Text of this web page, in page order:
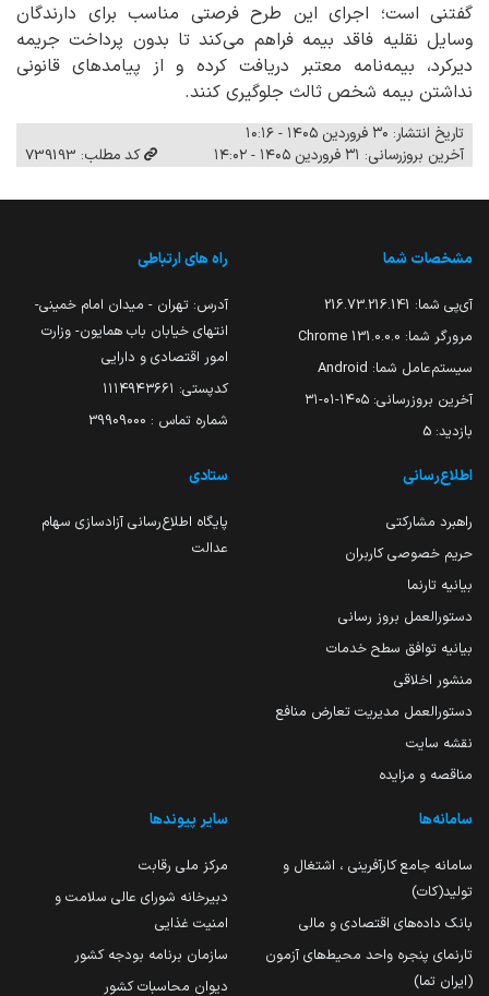
گفتنی است؛ اجرای این طرح فرصتی مناسب برای دارندگان
وسایل نقلیه فاقد بیمه فراهم می‌کند تا بدون پرداخت جریمه
دیرکرد، بیمه‌نامه معتبر دریافت کرده و از پیامدهای قانونی
نداشتن بیمه شخص ثالث جلوگیری کنند.
تاریخ انتشار: ۳۰ فروردین ۱۴۰۵ - ۱۰:۱۶
آخرین بروزرسانی: ۳۱ فروردین ۱۴۰۵ - ۱۴:۰۲
کد مطلب: 739193
مشخصات شما
آی‌پی شما: 216.73.216.141
مرورگر شما: 131.0.0.0 Chrome
سیستم‌عامل شما: Android
آخرین بروزرسانی: ۱۴۰۵-۰۱-۳۱
بازدید: 5
راه های ارتباطی
آدرس: تهران - میدان امام خمینی-
انتهای خیابان باب همایون- وزارت
امور اقتصادی و دارایی
کدپستی: ۱۱۱۴۹۴۳۶۶۱
شماره تماس : 39909000
اطلاع‌رسانی
راهبرد مشارکتی
حریم خصوصی کاربران
بیانیه تارنما
دستورالعمل بروز رسانی
بیانیه توافق سطح خدمات
منشور اخلاقی
دستورالعمل مدیریت تعارض منافع
نقشه سایت
مناقصه و مزایده
ستادی
پایگاه اطلاع‌رسانی آزادسازی سهام
عدالت
سامانه‌ها
سامانه جامع کارآفرینی ، اشتغال و
تولید(کات)
بانک داده‌های اقتصادی و مالی
تارنمای پنجره واحد محیط‌های آزمون
(ایران تما)
سایر پیوندها
مرکز ملی رقابت
دبیرخانه شورای عالی سلامت و
امنیت غذایی
سازمان برنامه بودجه کشور
دیوان محاسبات کشور